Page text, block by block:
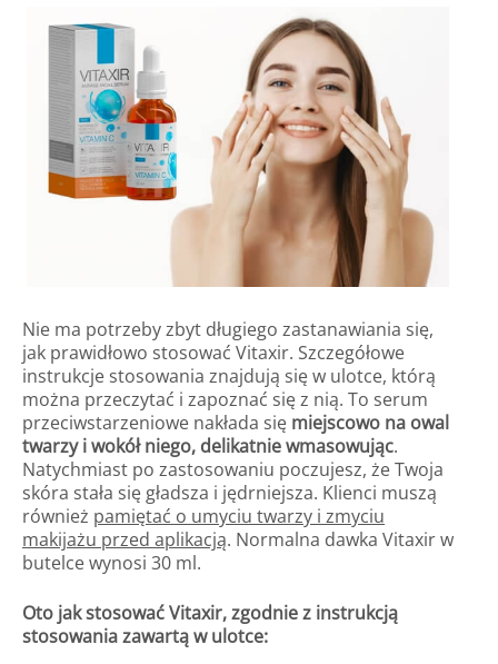
Nie ma potrzeby zbyt długiego zastanawiania się,
jak prawidłowo stosować Vitaxir. Szczegółowe
instrukcje stosowania znajdują się w ulotce, którą
można przeczytać i zapoznać się z nią. To serum
przeciwstarzeniowe nakłada się miejscowo na owal
twarzy i wokół niego, delikatnie wmasowując.
Natychmiast po zastosowaniu poczujesz, że Twoja
skóra stała się gładsza i jędrniejsza. Klienci muszą
również pamiętać o umyciu twarzy i zmyciu
makijażu przed aplikacją. Normalna dawka Vitaxir w
butelce wynosi 30 ml.
Oto jak stosować Vitaxir, zgodnie z instrukcją
stosowania zawartą w ulotce: